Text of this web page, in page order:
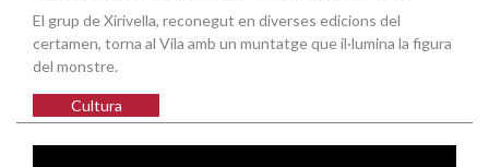
El grup de Xirivella, reconegut en diverses edicions del
certamen, torna al Vila amb un muntatge que il·lumina la figura
del monstre.
Cultura